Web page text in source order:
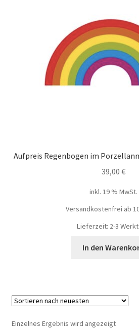
Aufpreis Regenbogen im
39,00 €
inkl. 19 % MwSt.
Versandkostenfrei ab
Lieferzeit: 2-3
In den
Einzelnes Ergebnis wird angezeigt